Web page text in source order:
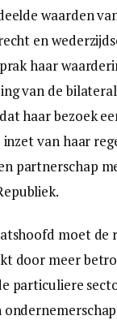
waarden
en
haar
van de
haar bezoek
inzet van haar
partnerschap
moet de
door meer
particuliere